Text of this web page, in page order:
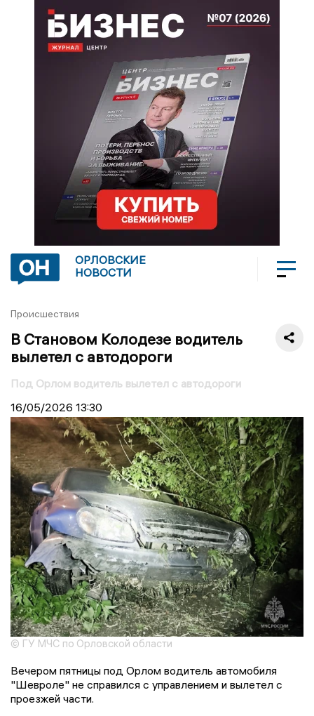
ОРЛОВСКИЕ
НОВОСТИ
Происшествия
В Становом Колодезе водитель
вылетел с автодороги
Под Орлом водитель вылетел с автодороги
16/05/2026 13:30
© ГУ МЧС по Орловской области
Вечером пятницы под Орлом водитель автомобиля
"Шевроле" не справился с управлением и вылетел с
проезжей части.